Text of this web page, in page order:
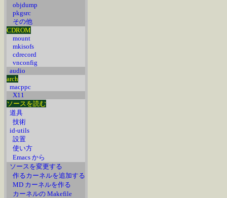
objdump
pkgsrc
その他
CDROM
mount
mkisofs
cdrecord
vnconfig
audio
arch
macppc
X11
ソースを読む
道具
技術
id-utils
設置
使い方
Emacs から
ソースを変更する
作るカーネルを追加する
MD カーネルを作る
カーネルの Makefile